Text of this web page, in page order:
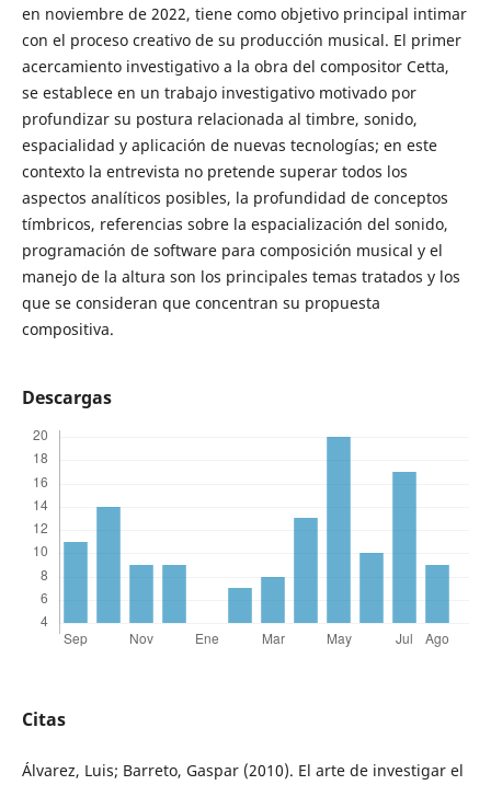
en noviembre de 2022, tiene como objetivo principal intimar
con el proceso creativo de su producción musical. El primer
acercamiento investigativo a la obra del compositor Cetta,
se establece en un trabajo investigativo motivado por
profundizar su postura relacionada al timbre, sonido,
espacialidad y aplicación de nuevas tecnologías; en este
contexto la entrevista no pretende superar todos los
aspectos analíticos posibles, la profundidad de conceptos
tímbricos, referencias sobre la espacialización del sonido,
programación de software para composición musical y el
manejo de la altura son los principales temas tratados y los
que se consideran que concentran su propuesta
compositiva.
Descargas
Citas
Álvarez, Luis; Barreto, Gaspar (2010). El arte de investigar el